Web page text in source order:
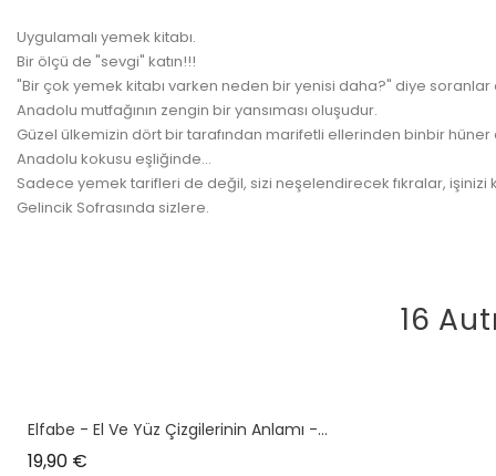
Uygulamalı yemek kitabı.
Bir ölçü de "sevgi" katın!!!
"Bir çok yemek kitabı varken neden bir yenisi daha?" diye soranlar
Anadolu mutfağının zengin bir yansıması oluşudur.
Güzel ülkemizin dört bir tarafından marifetli ellerinden binbir
Anadolu kokusu eşliğinde...
Sadece yemek tarifleri de değil, sizi neşelendirecek fıkralar,
Gelincik Sofrasında sizlere.
16
Elfabe - El Ve Yüz Çizgilerinin Anlamı -...
19,90 €